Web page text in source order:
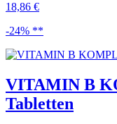
18,86 €
-24% **
VITAMIN B
Tabletten